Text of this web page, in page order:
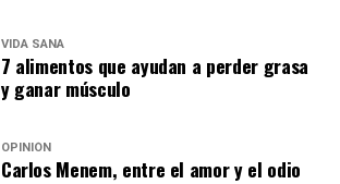
VIDA SANA
7 alimentos que ayudan a perder grasa
y ganar músculo
OPINIÓN
Carlos Menem, entre el amor y el odio